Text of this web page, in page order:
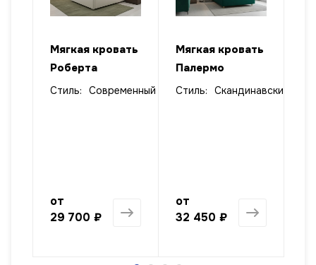
Мягкая кровать
Роберта
Стиль: Современный
от
29 700 ₽
Мягкая кровать
Палермо
Стиль: Скандинавский
от
32 450 ₽